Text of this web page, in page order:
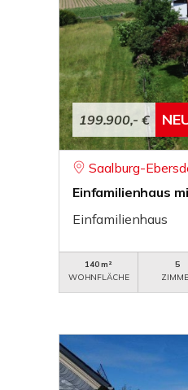
199.900,- €
Saalburg-
Einfamilienhaus
Einfamilienhaus
140 m²
WOHNFLÄCHE
5